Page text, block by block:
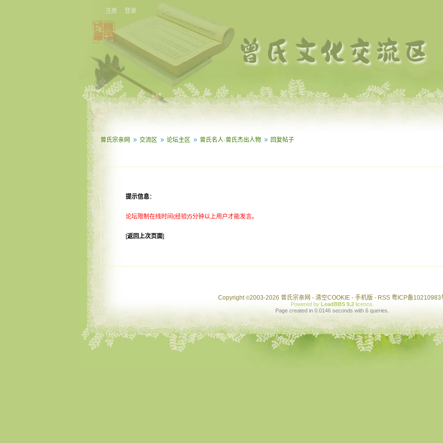
注册 登录
曾氏宗亲网 交流区 论坛主区 曾氏名人·曾氏杰出人物 回复帖子
提示信息：
论坛限制在线时间(经验)5分钟以上用户才能发言。
[返回上次页面]
Copyright©2003-2026 曾氏宗亲网 - 清空COOKIE- 手机版 - RSS粤ICP备10210983
Powered by LeadBBS 9.2 licence
Page created in 0.0146 seconds with 6 queries.